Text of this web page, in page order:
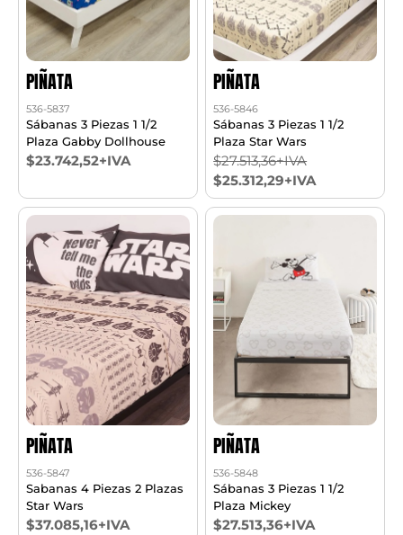
PIÑATA
536-5837
Sábanas 3 Piezas 1 1/2
Plaza Gabby Dollhouse
$23.742,52+IVA
PIÑATA
536-5846
Sábanas 3 Piezas 1 1/2
Plaza Star Wars
$27.513,36+IVA
$25.312,29+IVA
PIÑATA
536-5847
Sabanas 4 Piezas 2 Plazas
Star Wars
$37.085,16+IVA
PIÑATA
536-5848
Sábanas 3 Piezas 1 1/2
Plaza Mickey
$27.513,36+IVA